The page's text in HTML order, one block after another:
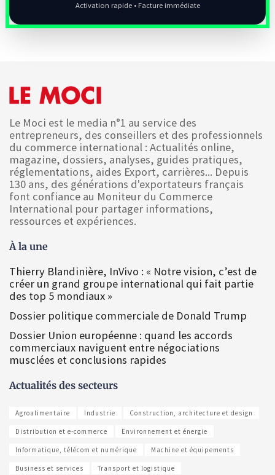
Activation rapide • Facture immédiate
Le Moci est le media n°1 au service des
entrepreneurs, des conseillers et des professionnels
du commerce international : Actualités online,
magazine, dossiers, analyses, guides pratiques,
réglementations, aides Export, carrières... Depuis
130 ans, des générations d'exportateurs français
font confiance au Moniteur du Commerce
International pour partager informations,
ressources et expériences.
À la une
Thierry Blandinière, InVivo : « Notre vision, c’est de
créer un grand groupe international qui fait partie
des top 5 mondiaux »
Dossier politique commerciale de Donald Trump
Dossier Union européenne : quand les accords
commerciaux naviguent entre négociations
musclées et conclusions rapides
Actualités des secteurs
Agroalimentaire Industrie Construction, architecture et design
Distribution et e-commerce Environnement et énergie
Informatique, télécom et numérique Machine et équipements
Business et services Transport et logistique